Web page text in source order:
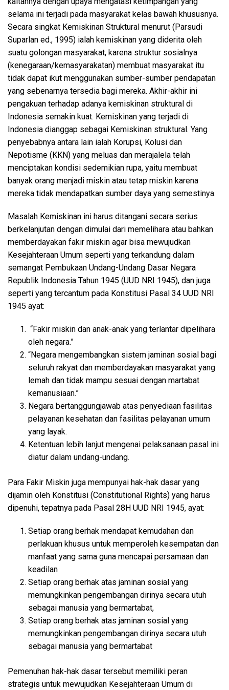
selama ini terjadi pada masyarakat kelas bawah khususnya.
Secara singkat Kemiskinan Struktural menurut (Parsudi
Suparlan ed., 1995) ialah kemiskinan yang diderita oleh
suatu golongan masyarakat, karena struktur sosialnya
(kenegaraan/kemasyarakatan) membuat masyarakat itu
tidak dapat ikut menggunakan sumber-sumber pendapatan
yang sebenarnya tersedia bagi mereka. Akhir-akhir ini
pengakuan terhadap adanya kemiskinan struktural di
Indonesia semakin kuat. Kemiskinan yang terjadi di
Indonesia dianggap sebagai Kemiskinan struktural. Yang
penyebabnya antara lain ialah Korupsi, Kolusi dan
Nepotisme (KKN) yang meluas dan merajalela telah
menciptakan kondisi sedemikian rupa, yaitu membuat
banyak orang menjadi miskin atau tetap miskin karena
mereka tidak mendapatkan sumber daya yang semestinya.
Masalah Kemiskinan ini harus ditangani secara serius
berkelanjutan dengan dimulai dari memelihara atau bahkan
memberdayakan fakir miskin agar bisa mewujudkan
Kesejahteraan Umum seperti yang terkandung dalam
semangat Pembukaan Undang-Undang Dasar Negara
Republik Indonesia Tahun 1945 (UUD NRI 1945), dan juga
seperti yang tercantum pada Konstitusi Pasal 34 UUD NRI
1945 ayat:
“Fakir miskin dan anak-anak yang terlantar dipelihara
oleh negara.”
“Negara mengembangkan sistem jaminan sosial bagi
seluruh rakyat dan memberdayakan masyarakat yang
lemah dan tidak mampu sesuai dengan martabat
kemanusiaan.”
Negara bertanggungjawab atas penyediaan fasilitas
pelayanan kesehatan dan fasilitas pelayanan umum
yang layak.
Ketentuan lebih lanjut mengenai pelaksanaan pasal ini
diatur dalam undang-undang.
Para Fakir Miskin juga mempunyai hak-hak dasar yang
dijamin oleh Konstitusi (Constitutional Rights) yang harus
dipenuhi, tepatnya pada Pasal 28H UUD NRI 1945, ayat:
Setiap orang berhak mendapat kemudahan dan
perlakuan khusus untuk memperoleh kesempatan dan
manfaat yang sama guna mencapai persamaan dan
keadilan
Setiap orang berhak atas jaminan sosial yang
memungkinkan pengembangan dirinya secara utuh
sebagai manusia yang bermartabat,
Setiap orang berhak atas jaminan sosial yang
memungkinkan pengembangan dirinya secara utuh
sebagai manusia yang bermartabat
Pemenuhan hak-hak dasar tersebut memiliki peran
strategis untuk mewujudkan Kesejahteraan Umum di